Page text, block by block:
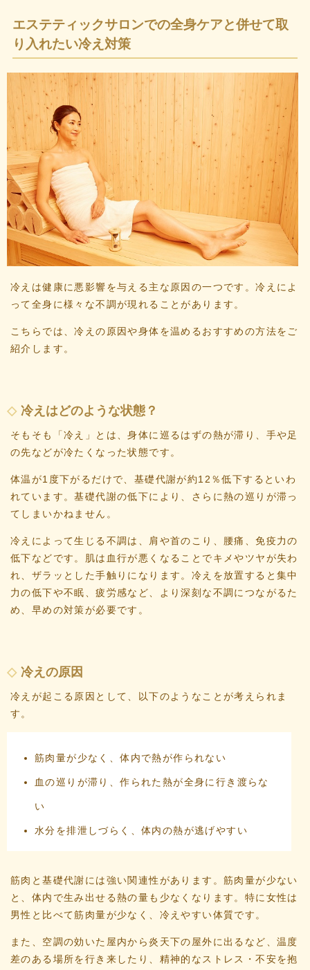
エステティックサロンでの全身ケアと併せて取
り入れたい冷え対策
冷えは健康に悪影響を与える主な原因の一つです。冷えによ
って全身に様々な不調が現れることがあります。
こちらでは、冷えの原因や身体を温めるおすすめの方法をご
紹介します。
冷えはどのような状態？
そもそも「冷え」とは、身体に巡るはずの熱が滞り、手や足
の先などが冷たくなった状態です。
体温が1度下がるだけで、基礎代謝が約12％低下するといわ
れています。基礎代謝の低下により、さらに熱の巡りが滞っ
てしまいかねません。
冷えによって生じる不調は、肩や首のこり、腰痛、免疫力の
低下などです。肌は血行が悪くなることでキメやツヤが失わ
れ、ザラッとした手触りになります。冷えを放置すると集中
力の低下や不眠、疲労感など、より深刻な不調につながるた
め、早めの対策が必要です。
冷えの原因
冷えが起こる原因として、以下のようなことが考えられま
す。
筋肉量が少なく、体内で熱が作られない
血の巡りが滞り、作られた熱が全身に行き渡らな
い
水分を排泄しづらく、体内の熱が逃げやすい
筋肉と基礎代謝には強い関連性があります。筋肉量が少ない
と、体内で生み出せる熱の量も少なくなります。特に女性は
男性と比べて筋肉量が少なく、冷えやすい体質です。
また、空調の効いた屋内から炎天下の屋外に出るなど、温度
差のある場所を行き来したり、精神的なストレス・不安を抱